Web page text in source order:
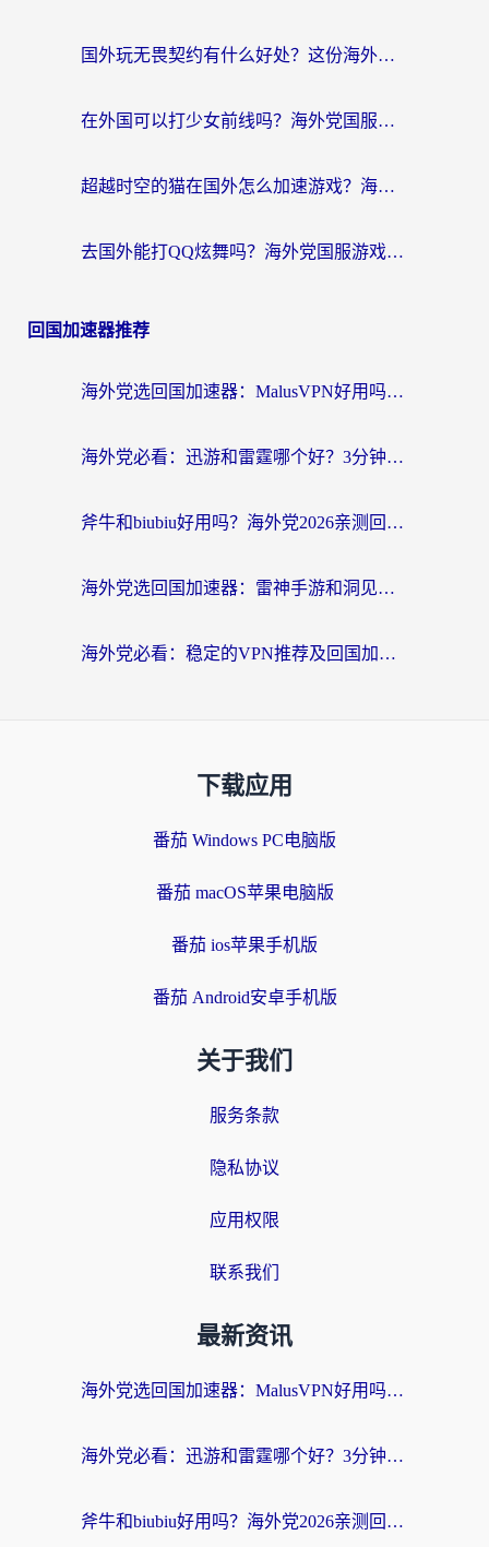
国外玩无畏契约有什么好处？这份海外国服游戏加速指南帮你解决90%的卡顿问题
在外国可以打少女前线吗？海外党国服游戏畅玩终极指南（附避坑技巧）
超越时空的猫在国外怎么加速游戏？海外玩家国服畅玩终极指南
去国外能打QQ炫舞吗？海外党国服游戏不卡顿的终极指南
回国加速器推荐
海外党选回国加速器：MalusVPN好用吗？和快帆VPN哪个好？附真实对比与避坑指南
海外党必看：迅游和雷霆哪个好？3分钟教你选对回国加速器，无缝刷国内剧玩手游
斧牛和biubiu好用吗？海外党2026亲测回国加速器指南，附番茄加速器深度体验
海外党选回国加速器：雷神手游和洞见哪个好？附iPhone免费VPN推荐及ChickCNUfunR实测
海外党必看：稳定的VPN推荐及回国加速器选择全攻略——告别地域限制，轻松刷国内资源
下载应用
番茄 Windows PC电脑版
番茄 macOS苹果电脑版
番茄 ios苹果手机版
番茄 Android安卓手机版
关于我们
服务条款
隐私协议
应用权限
联系我们
最新资讯
海外党选回国加速器：MalusVPN好用吗？和快帆VPN哪个好？附真实对比与避坑指南
海外党必看：迅游和雷霆哪个好？3分钟教你选对回国加速器，无缝刷国内剧玩手游
斧牛和biubiu好用吗？海外党2026亲测回国加速器指南，附番茄加速器深度体验